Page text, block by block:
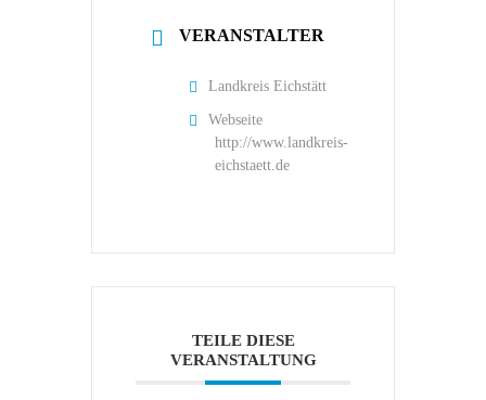
VERANSTALTER
Landkreis Eichstätt
Webseite
http://www.landkreis-
eichstaett.de
TEILE DIESE
VERANSTALTUNG